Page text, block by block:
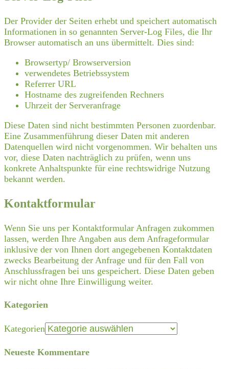
Der Provider der Seiten erhebt und speichert automatisch
Informationen in so genannten Server-Log Files, die Ihr
Browser automatisch an uns übermittelt. Dies sind:
Browsertyp/ Browserversion
verwendetes Betriebssystem
Referrer URL
Hostname des zugreifenden Rechners
Uhrzeit der Serveranfrage
Diese Daten sind nicht bestimmten Personen zuordenbar.
Eine Zusammenführung dieser Daten mit anderen
Datenquellen wird nicht vorgenommen. Wir behalten uns
vor, diese Daten nachträglich zu prüfen, wenn uns
konkrete Anhaltspunkte für eine rechtswidrige Nutzung
bekannt werden.
Kontaktformular
Wenn Sie uns per Kontaktformular Anfragen zukommen
lassen, werden Ihre Angaben aus dem Anfrageformular
inklusive der von Ihnen dort angegebenen Kontaktdaten
zwecks Bearbeitung der Anfrage und für den Fall von
Anschlussfragen bei uns gespeichert. Diese Daten geben
wir nicht ohne Ihre Einwilligung weiter.
Kategorien
Kategorien
Neueste Kommentare